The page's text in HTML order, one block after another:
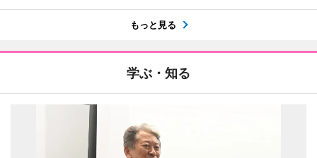
もっと見る
学ぶ・知る